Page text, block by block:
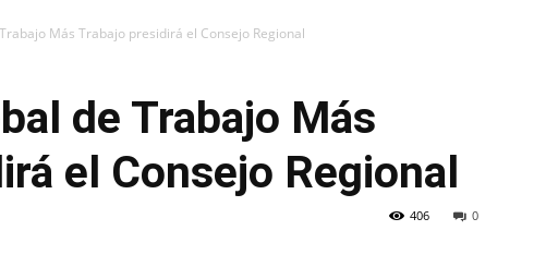
Más Trabajo presidirá el Consejo Regional
de Trabajo Más
el Consejo Regional
0
406